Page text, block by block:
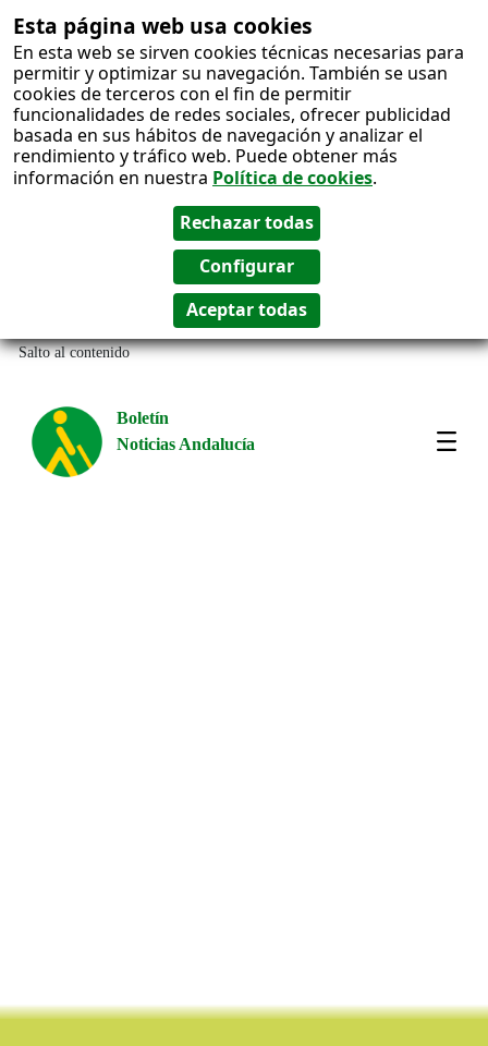
Esta página web usa cookies
En esta web se sirven cookies técnicas necesarias para
permitir y optimizar su navegación. También se usan
cookies de terceros con el fin de permitir
funcionalidades de redes sociales, ofrecer publicidad
basada en sus hábitos de navegación y analizar el
rendimiento y tráfico web. Puede obtener más
información en nuestra Política de cookies.
Salto al contenido
Boletín
Noticias Andalucía